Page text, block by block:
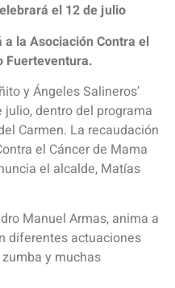
el 12 de julio
a la Asociación Contra el
Fuerteventura.
y Ángeles Salineros’
dentro del programa
Carmen. La recaudación
el Cáncer de Mama
el alcalde, Matías
Manuel Armas, anima a
diferentes actuaciones
y muchas